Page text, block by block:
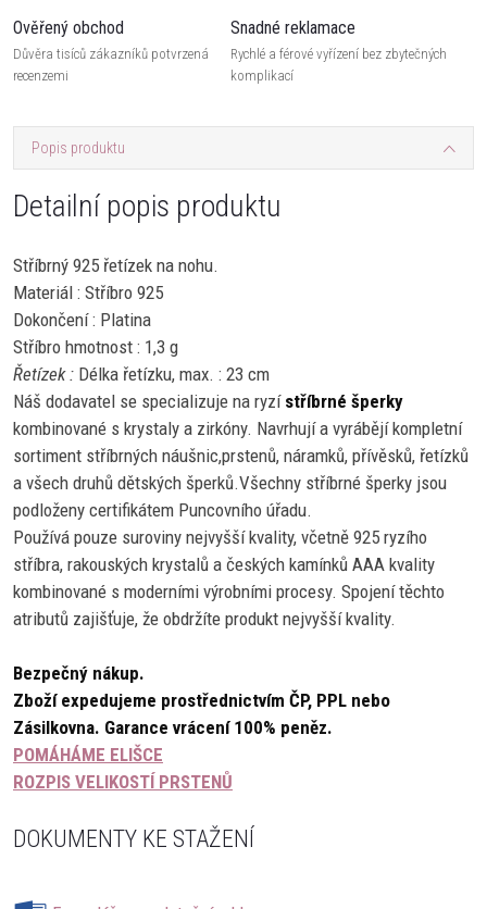
Ověřený obchod
Důvěra tisíců zákazníků potvrzená
recenzemi
Snadné reklamace
Rychlé a férové vyřízení bez zbytečných
komplikací
Popis produktu
Detailní popis produktu
Stříbrný 925 řetízek na nohu.
Materiál : Stříbro 925
Dokončení : Platina
Stříbro hmotnost : 1,3 g
Řetízek : Délka řetízku, max. : 23 cm
Náš dodavatel se specializuje na ryzí stříbrné šperky
kombinované s krystaly a zirkóny. Navrhují a vyrábějí kompletní
sortiment stříbrných náušnic,prstenů, náramků, přívěsků, řetízků
a všech druhů dětských šperků.Všechny stříbrné šperky jsou
podloženy certifikátem Puncovního úřadu.
Používá pouze suroviny nejvyšší kvality, včetně 925 ryzího
stříbra, rakouských krystalů a českých kamínků AAA kvality
kombinované s moderními výrobními procesy. Spojení těchto
atributů zajišťuje, že obdržíte produkt nejvyšší kvality.
Bezpečný nákup.
Zboží expedujeme prostřednictvím ČP, PPL nebo
Zásilkovna. Garance vrácení 100% peněz.
POMÁHÁME ELIŠCE
ROZPIS VELIKOSTÍ PRSTENŮ
DOKUMENTY KE STAŽENÍ